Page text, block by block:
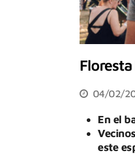
04/02/
En el
este